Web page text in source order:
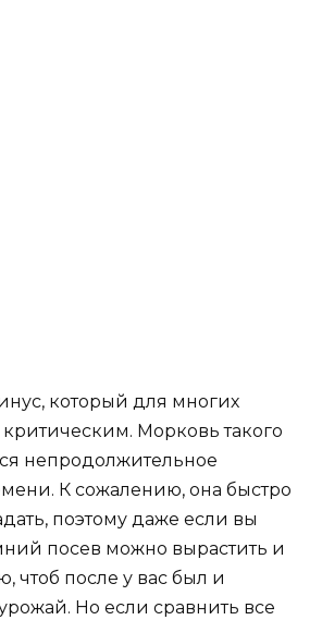
который для многих
критическим. Морковь такого
непродолжительное
К сожалению, она быстро
поэтому даже если вы
посев можно вырастить и
чтоб после у вас был и
Но если сравнить все